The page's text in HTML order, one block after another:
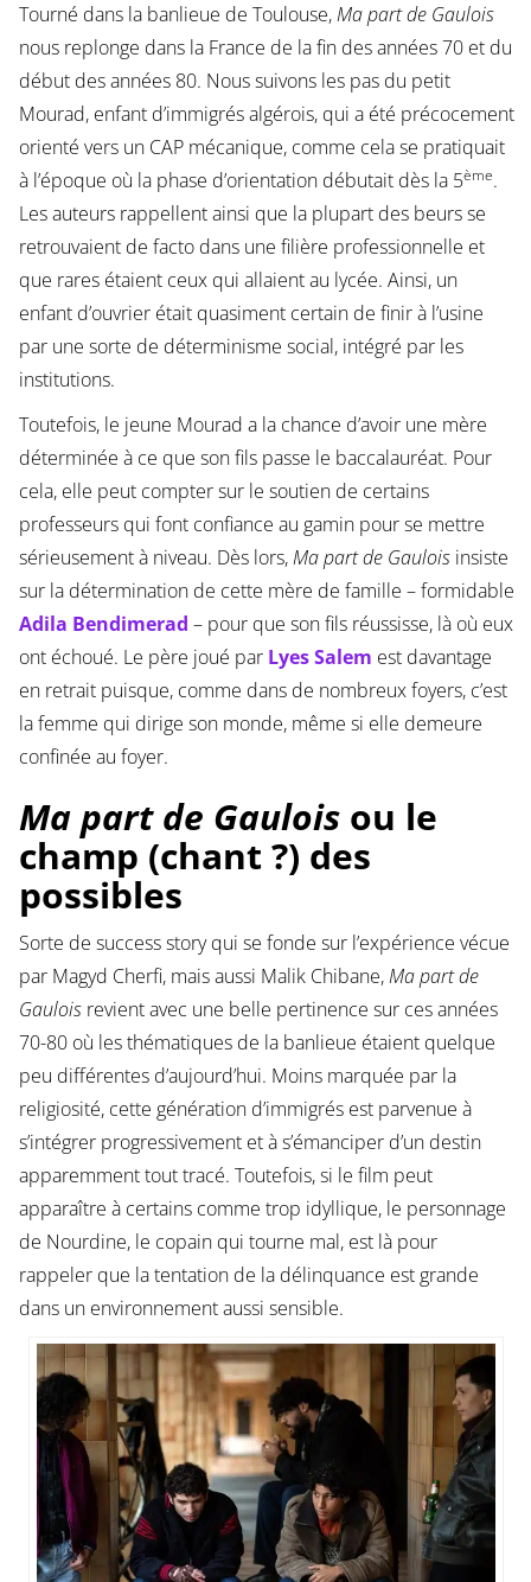
Tourné dans la banlieue de Toulouse,Ma part de Gaulois
nous replonge dans la France de la fin des années 70 et du
début des années 80. Nous suivons les pas du petit
Mourad, enfant d’immigrés algérois, qui a été précocement
orienté vers un CAP mécanique, comme cela se pratiquait
à l’époque où la phase d’orientation débutait dès la 5ème.
Les auteurs rappellent ainsi que la plupart des beurs se
retrouvaient de facto dans une filière professionnelle et
que rares étaient ceux qui allaient au lycée. Ainsi, un
enfant d’ouvrier était quasiment certain de finir à l’usine
par une sorte de déterminisme social, intégré par les
institutions.
Toutefois, le jeune Mourad a la chance d’avoir une mère
déterminée à ce que son fils passe le baccalauréat. Pour
cela, elle peut compter sur le soutien de certains
professeurs qui font confiance au gamin pour se mettre
sérieusement à niveau. Dès lors,Ma part de Gauloisinsiste
sur la détermination de cette mère de famille – formidable
Adila Bendimerad – pour que son fils réussisse, là où eux
ont échoué. Le père joué par Lyes Salem est davantage
en retrait puisque, comme dans de nombreux foyers, c’est
la femme qui dirige son monde, même si elle demeure
confinée au foyer.
Ma part de Gauloisou le
champ (chant ?) des
possibles
Sorte de success story qui se fonde sur l’expérience vécue
par Magyd Cherfi, mais aussi Malik Chibane,Ma part de
Gauloisrevient avec une belle pertinence sur ces années
70-80 où les thématiques de la banlieue étaient quelque
peu différentes d’aujourd’hui. Moins marquée par la
religiosité, cette génération d’immigrés est parvenue à
s’intégrer progressivement et à s’émanciper d’un destin
apparemment tout tracé. Toutefois, si le film peut
apparaître à certains comme trop idyllique, le personnage
de Nourdine, le copain qui tourne mal, est là pour
rappeler que la tentation de la délinquance est grande
dans un environnement aussi sensible.